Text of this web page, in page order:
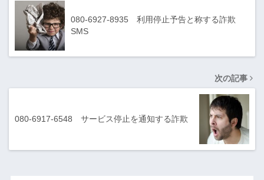
080-6927-8935 利用停止予告と称する詐欺
SMS
次の記事
080-6917-6548 サービス停止を通知する詐欺